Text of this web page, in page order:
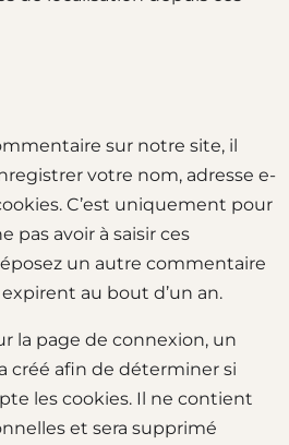
sur notre site, il
votre nom, adresse e-
C’est uniquement pour
pas avoir à saisir ces
un autre commentaire
au bout d’un an.
la page de connexion, un
créé afin de déterminer si
les cookies. Il ne contient
et sera supprimé